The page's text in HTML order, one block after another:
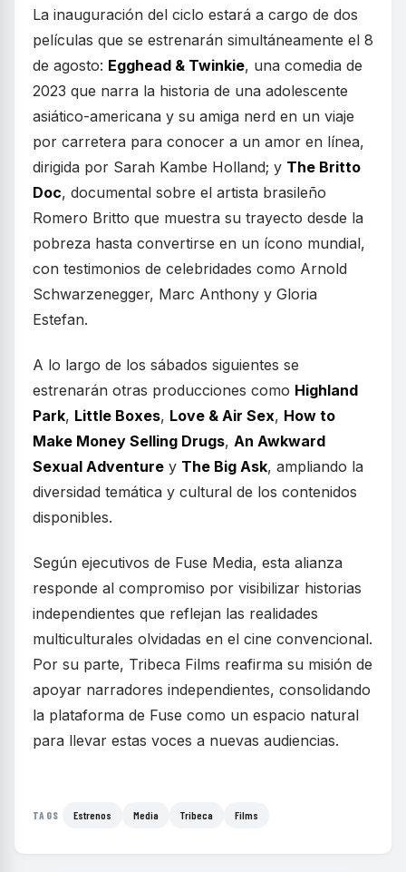
La inauguración del ciclo estará a cargo de dos
películas que se estrenarán simultáneamente el 8
de agosto: Egghead & Twinkie, una comedia de
2023 que narra la historia de una adolescente
asiático-americana y su amiga nerd en un viaje
por carretera para conocer a un amor en línea,
dirigida por Sarah Kambe Holland; y The Britto
Doc, documental sobre el artista brasileño
Romero Britto que muestra su trayecto desde la
pobreza hasta convertirse en un ícono mundial,
con testimonios de celebridades como Arnold
Schwarzenegger, Marc Anthony y Gloria
Estefan.
A lo largo de los sábados siguientes se
estrenarán otras producciones como Highland
Park, Little Boxes, Love & Air Sex, How to
Make Money Selling Drugs, An Awkward
Sexual Adventure y The Big Ask, ampliando la
diversidad temática y cultural de los contenidos
disponibles.
Según ejecutivos de Fuse Media, esta alianza
responde al compromiso por visibilizar historias
independientes que reflejan las realidades
multiculturales olvidadas en el cine convencional.
Por su parte, Tribeca Films reafirma su misión de
apoyar narradores independientes, consolidando
la plataforma de Fuse como un espacio natural
para llevar estas voces a nuevas audiencias.
TAGS Estrenos Media Tribeca Films